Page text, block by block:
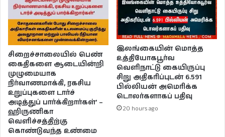
சிறைச்சாலையில் பெண்
கைதிகளை ஆடையின்றி
முழுமையாக
நிர்வாணமாக்கி, ரகசிய
உறுப்புகளை டார்ச்
அடித்துப் பார்க்கிறார்கள்’ –
ஹிருணிகா
வெளிச்சத்திற்கு
கொண்டுவந்த உண்மை
இலங்கையின் மொத்த
உத்தியோகபூர்வ
வெளிநாட்டு கையிருப்பு
சிறு அதிகரிப்புடன் 6.591
பில்லியன் அமெரிக்க
டொலர்களாகப் பதிவு
20 hours ago